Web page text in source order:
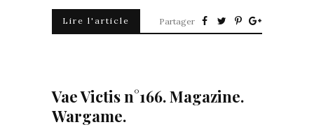
Lire l'article Partager
Vae Victis n°166. Magazine.
Wargame.